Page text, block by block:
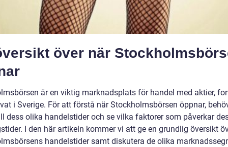
över när
är en viktig marknadsplats för handel med aktier,
i Sverige. För att förstå när Stockholmsbörsen öppnar,
dess olika handelstider och se vilka faktorer som påverkar
I den här artikeln kommer vi att ge en grundlig översikt
handelstider samt diskutera de olika